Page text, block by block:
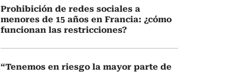
Prohibición de redes sociales a
menores de 15 años en Francia: ¿cómo
funcionan las restricciones?
“Tenemos en riesgo la mayor parte de